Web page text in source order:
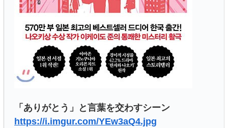
「ありがとう」と言葉を交わすシーン
https://i.imgur.com/YEw3aQ4.jpg